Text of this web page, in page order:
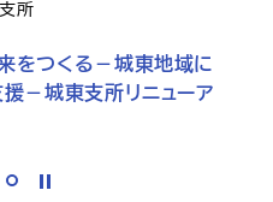
所
をつくる－城東地域に
－城東支所リニューア